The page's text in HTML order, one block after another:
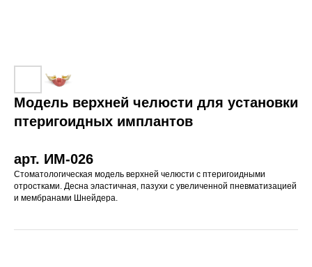
Модель верхней челюсти для установки
птеригоидных имплантов
арт. ИМ-026
Стоматологическая модель верхней челюсти с птеригоидными
отростками. Десна эластичная, пазухи с увеличенной пневматизацией
и мембранами Шнейдера.